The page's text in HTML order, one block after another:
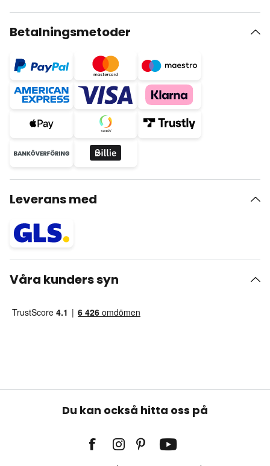
Betalningsmetoder
Leverans med
Våra kunders syn
Du kan också hitta oss på